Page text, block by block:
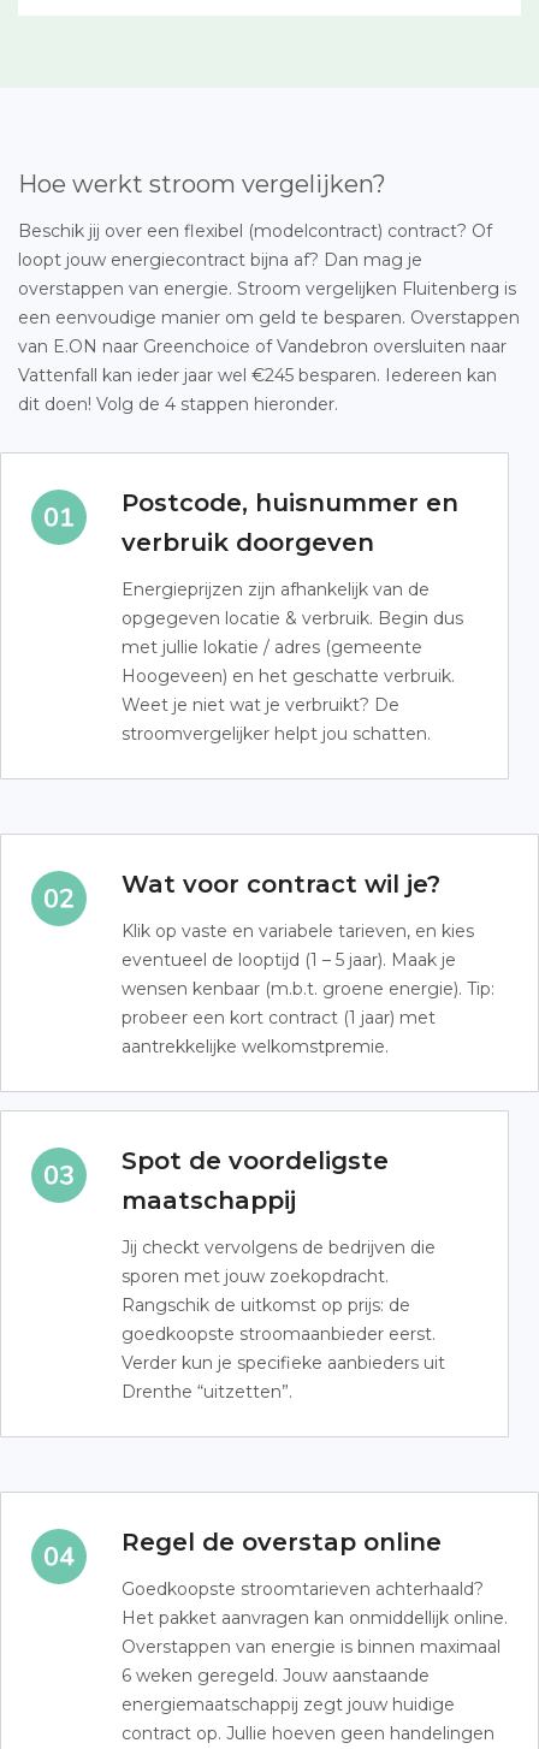
Hoe werkt stroom vergelijken?
Beschik jij over een flexibel (modelcontract) contract? Of
loopt jouw energiecontract bijna af? Dan mag je
overstappen van energie. Stroom vergelijken Fluitenberg is
een eenvoudige manier om geld te besparen. Overstappen
van E.ON naar Greenchoice of Vandebron oversluiten naar
Vattenfall kan ieder jaar wel €245 besparen. Iedereen kan
dit doen! Volg de 4 stappen hieronder.
Postcode, huisnummer en
verbruik doorgeven
Energieprijzen zijn afhankelijk van de
opgegeven locatie & verbruik. Begin dus
met jullie lokatie / adres (gemeente
Hoogeveen) en het geschatte verbruik.
Weet je niet wat je verbruikt? De
stroomvergelijker helpt jou schatten.
Wat voor contract wil je?
Klik op vaste en variabele tarieven, en kies
eventueel de looptijd (1 – 5 jaar). Maak je
wensen kenbaar (m.b.t. groene energie). Tip:
probeer een kort contract (1 jaar) met
aantrekkelijke welkomstpremie.
Spot de voordeligste
maatschappij
Jij checkt vervolgens de bedrijven die
sporen met jouw zoekopdracht.
Rangschik de uitkomst op prijs: de
goedkoopste stroomaanbieder eerst.
Verder kun je specifieke aanbieders uit
Drenthe “uitzetten”.
Regel de overstap online
Goedkoopste stroomtarieven achterhaald?
Het pakket aanvragen kan onmiddellijk online.
Overstappen van energie is binnen maximaal
6 weken geregeld. Jouw aanstaande
energiemaatschappij zegt jouw huidige
contract op. Jullie hoeven geen handelingen